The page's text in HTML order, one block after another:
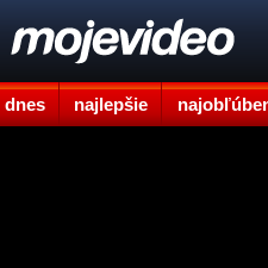
dnes najlepšie